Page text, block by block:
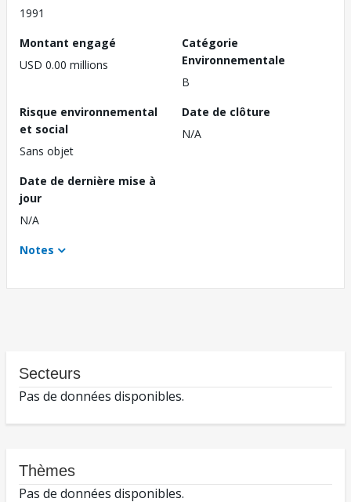
1991
Montant engagé
USD 0.00 millions
Catégorie
Environnementale
B
Risque environnemental
et social
Sans objet
Date de clôture
N/A
Date de dernière mise à
jour
N/A
Notes
Secteurs
Pas de données disponibles.
Thèmes
Pas de données disponibles.